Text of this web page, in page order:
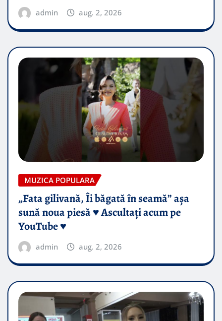
admin aug. 2, 2026
MUZICA POPULARA
„Fata gilivană, Îi băgată în seamă” așa
sună noua piesă ♥️ Ascultați acum pe
YouTube ♥️
admin aug. 2, 2026